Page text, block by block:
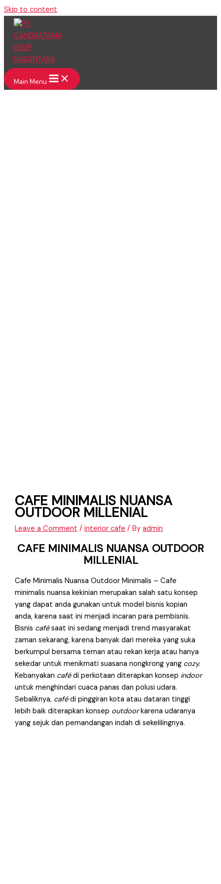
Skip to content
Main Menu
CAFE MINIMALIS NUANSA
OUTDOOR MILLENIAL
Leave a Comment /interior cafe / Byadmin
CAFE MINIMALIS NUANSA OUTDOOR
MILLENIAL
Cafe Minimalis Nuansa Outdoor Minimalis – Cafe
minimalis nuansa kekinian merupakan salah satu konsep
yang dapat anda gunakan untuk model bisnis kopian
anda, karena saat ini menjadi incaran para pembisnis.
Bisnis cafésaat ini sedang menjadi trend masyarakat
zaman sekarang, karena banyak dari mereka yang suka
berkumpul bersama teman atau rekan kerja atau hanya
sekedar untuk menikmati suasana nongkrong yang cozy.
Kebanyakan cafédi perkotaan diterapkan konsep indoor
untuk menghindari cuaca panas dan polusi udara.
Sebaliknya, cafédi pinggiran kota atau dataran tinggi
lebih baik diterapkan konsep outdoorkarena udaranya
yang sejuk dan pemandangan indah di sekelilingnya.